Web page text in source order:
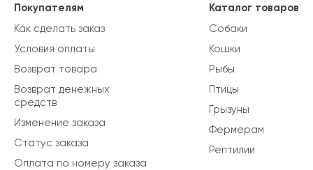
Каталог товаров
Собаки
Кошки
Рыбы
Птицы
Грызуны
Фермерам
Рептилии
Покупателям
Как сделать заказ
Условия оплаты
Возврат товара
Возврат денежных
средств
Изменение заказа
Статус заказа
Оплата по номеру заказа